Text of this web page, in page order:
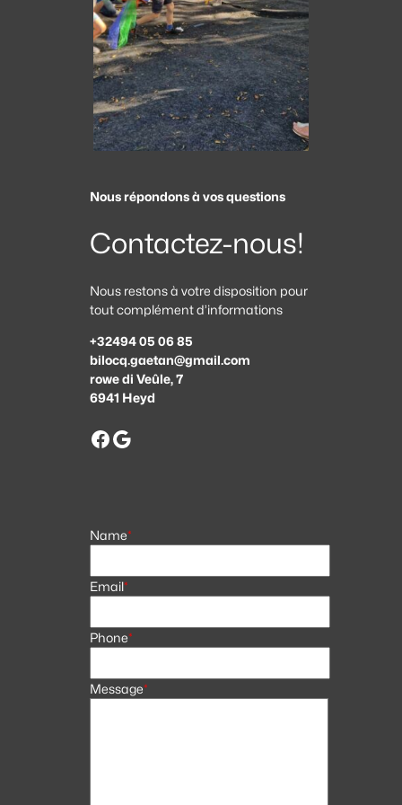
Nous répondons à vos questions
Contactez-nous!
Nous restons à votre disposition pour
tout complément d’informations
+32494 05 06 85
bilocq.gaetan@gmail.com
rowe di Veûle, 7
6941 Heyd
Facebook
Google
Name*
Email*
Phone*
Message*